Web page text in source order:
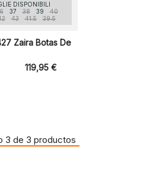
DISPONIBILI
37 38 39
40
43 41.5 39.5
Zaira Botas De
119,95 €
3 de 3 productos